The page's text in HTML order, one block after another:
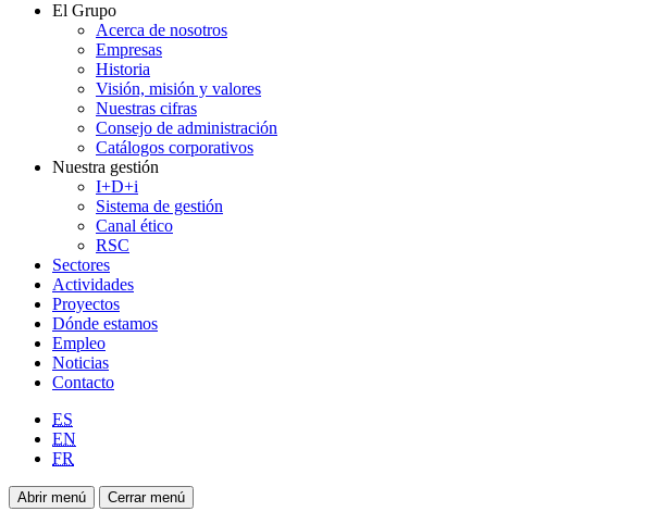
El Grupo
Acerca de nosotros
Empresas
Historia
Visión, misión y valores
Nuestras cifras
Consejo de administración
Catálogos corporativos
Nuestra gestión
I+D+i
Sistema de gestión
Canal ético
RSC
Sectores
Actividades
Proyectos
Dónde estamos
Empleo
Noticias
Contacto
ES
EN
FR
Abrir menú Cerrar menú